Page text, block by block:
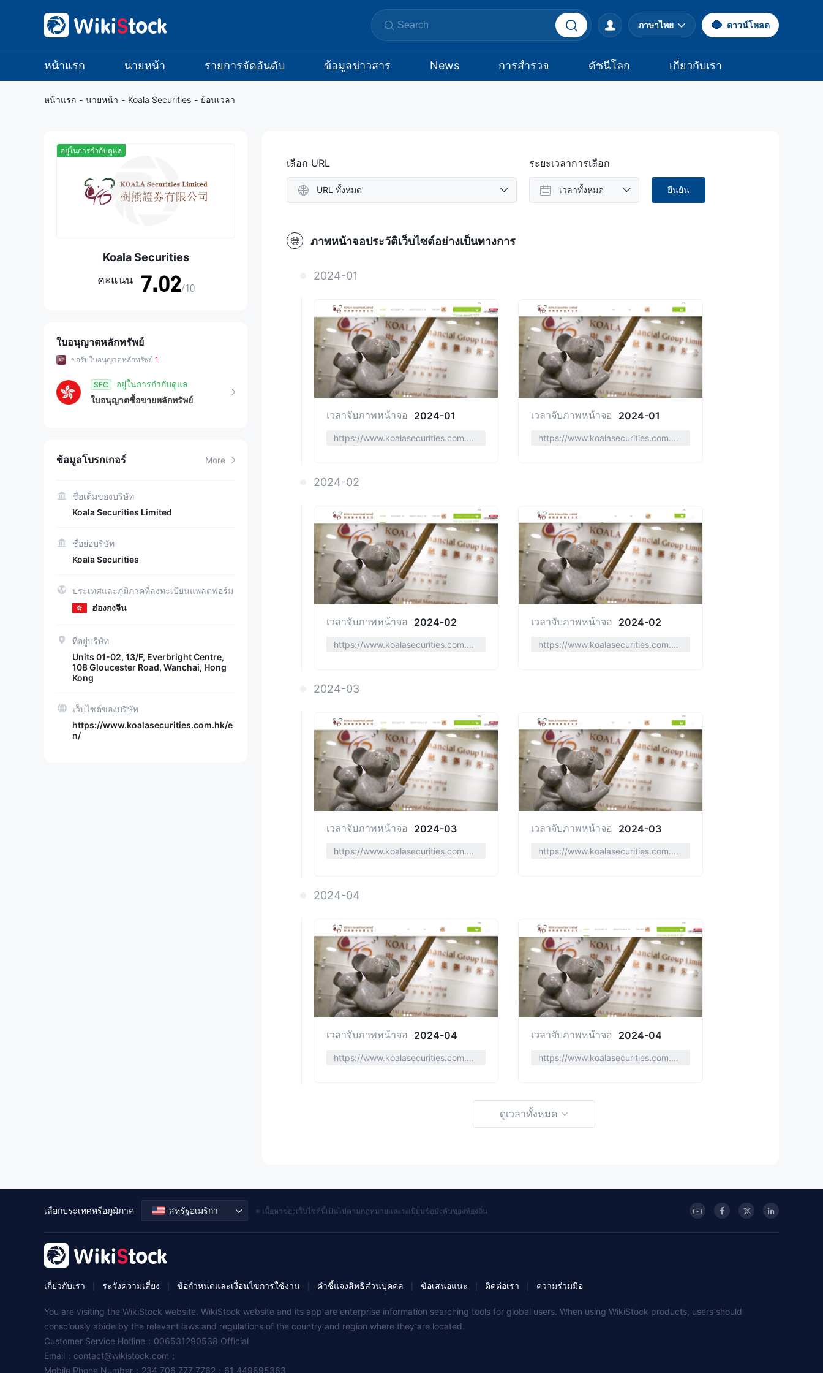
ภาษาไทย ดาวน์โหลด
หน้าแรก นายหน้า รายการจัดอันดับ ข้อมูลข่าวสาร News การสำรวจ ดัชนีโลก เกี่ยวกับเรา
หน้าแรก - นายหน้า - Koala Securities - ย้อนเวลา
อยู่ในการกำกับดูแล
Koala Securities
คะแนน
7.02/10
ใบอนุญาตหลักทรัพย์
ขอรับใบอนุญาตหลักทรัพย์ 1
SFC
อยู่ในการกำกับดูแล
ใบอนุญาตซื้อขายหลักทรัพย์
ข้อมูลโบรกเกอร์ More
ชื่อเต็มของบริษัท
Koala Securities Limited
ชื่อย่อบริษัท
Koala Securities
ประเทศและภูมิภาคที่ลงทะเบียนแพลตฟอร์ม
ฮ่องกงจีน
ที่อยู่บริษัท
Units 01-02, 13/F, Everbright Centre,
108 Gloucester Road, Wanchai, Hong
Kong
เว็บไซต์ของบริษัท
https://www.koalasecurities.com.hk/e
n/
เลือก URL
URL ทั้งหมด
ระยะเวลาการเลือก
เวลาทั้งหมด ยืนยัน
ภาพหน้าจอประวัติเว็บไซต์อย่างเป็นทางการ
2024-01
เวลาจับภาพหน้าจอ 2024-01
https://www.koalasecurities.com.h
k/en/
เวลาจับภาพหน้าจอ 2024-01
https://www.koalasecurities.com.h
k/sc/
2024-02
เวลาจับภาพหน้าจอ 2024-02
https://www.koalasecurities.com.h
k/en/
เวลาจับภาพหน้าจอ 2024-02
https://www.koalasecurities.com.h
k/sc/
2024-03
เวลาจับภาพหน้าจอ 2024-03
https://www.koalasecurities.com.h
k/en/
เวลาจับภาพหน้าจอ 2024-03
https://www.koalasecurities.com.h
k/sc/
2024-04
เวลาจับภาพหน้าจอ 2024-04
https://www.koalasecurities.com.h
k/sc/
เวลาจับภาพหน้าจอ 2024-04
https://www.koalasecurities.com.h
k/en/
ดูเวลาทั้งหมด
เลือกประเทศหรือภูมิภาค สหรัฐอเมริกา ※ เนื้อหาของเว็บไซต์นี้เป็นไปตามกฎหมายและระเบียบข้อบังคับของท้องถิ่น
เกี่ยวกับเรา ระวังความเสี่ยง ข้อกำหนดและเงื่อนไขการใช้งาน คำชี้แจงสิทธิส่วนบุคคล ข้อเสนอแนะ ติดต่อเรา ความร่วมมือ
You are visiting the WikiStock website. WikiStock website and its app are enterprise information searching tools for global users. When using WikiStock products, users should
consciously abide by the relevant laws and regulations of the country and region where they are located.
Customer Service Hotline：006531290538 Official
Email： contact@wikistock.com ；
Mobile Phone Number：234 706 777 7762；61 449895363